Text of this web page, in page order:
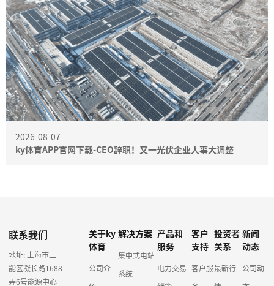
2026-08-07
ky体育APP官网下载-CEO辞职！又一光伏企业人事大调整
联系我们
地址: 上海市三
能区凝长路1688
弄6号能源中心
关于ky
体育
公司介
解决方案
集中式电站
系统
产品和
服务
电力交易
客户
支持
客户服
投资者
关系
最新行
新闻
动态
公司动